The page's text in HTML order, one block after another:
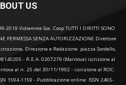
US
2019 Vidiemme Soc. Coop TUTTI I DIRITTI SONO
PERMESSA SENZA AUTORIZZAZIONE Direttore
Direzione e Redazione: piazza Sordello,
- R.E.A. 0207279 (Mantova) iscrizione al
al n. 25 del 30/11/1992 - iscrizione al ROC:
1594-1159 - Pubblicazione online: ISSN 2465-